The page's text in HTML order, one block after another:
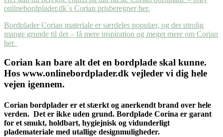
onlinebordplader.dk´s Corian prisberegner her.
Bordplader Corian materiale er særdeles populær, og der utrolig
mange grunde til det – få mere inspiration og meget mere om Corian
her.
Corian kan bare alt det en bordplade skal kunne.
Hos www.onlinebordplader.dk vejleder vi dig hele
vejen igennem.
Corian bordplader er et stærkt og anerkendt brand over hele
verden. Det er ikke uden grund. Bordplade Corina er garant
for et smukt, holdbart, hygiejnisk og vidunderligt
plademateriale med utallige designmuligheder.